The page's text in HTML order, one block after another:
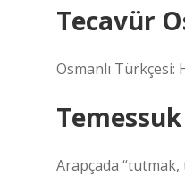
Tecavür
Osmanlı Türkçesi:
Arapçada